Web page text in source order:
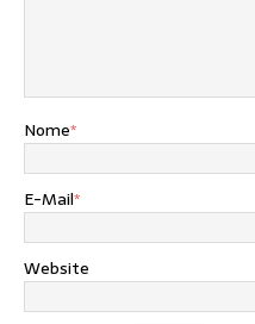
Nome*
E-Mail*
Website